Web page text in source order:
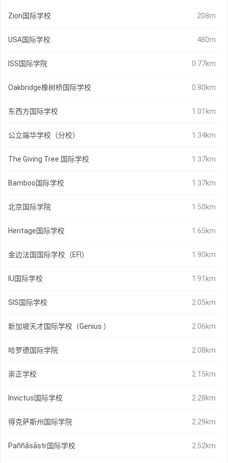
Zion国际学校 208m
USA国际学校 480m
ISS国际学院 0.77km
Oakbridge橡树桥国际学校 0.80km
东西方国际学校 1.01km
公立端华学校（分校） 1.34km
The Giving Tree 国际学校 1.37km
Bamboo国际学校 1.37km
北京国际学院 1.50km
Heritage国际学校 1.65km
金边法国国际学校（EFI） 1.90km
IU国际学校 1.91km
SIS国际学校 2.05km
新加坡天才国际学校（Genius ） 2.06km
哈罗德国际学院 2.08km
崇正学校 2.15km
Invictus国际学校 2.28km
得克萨斯州国际学院 2.29km
Paññāsāstr国际学校 2.52km